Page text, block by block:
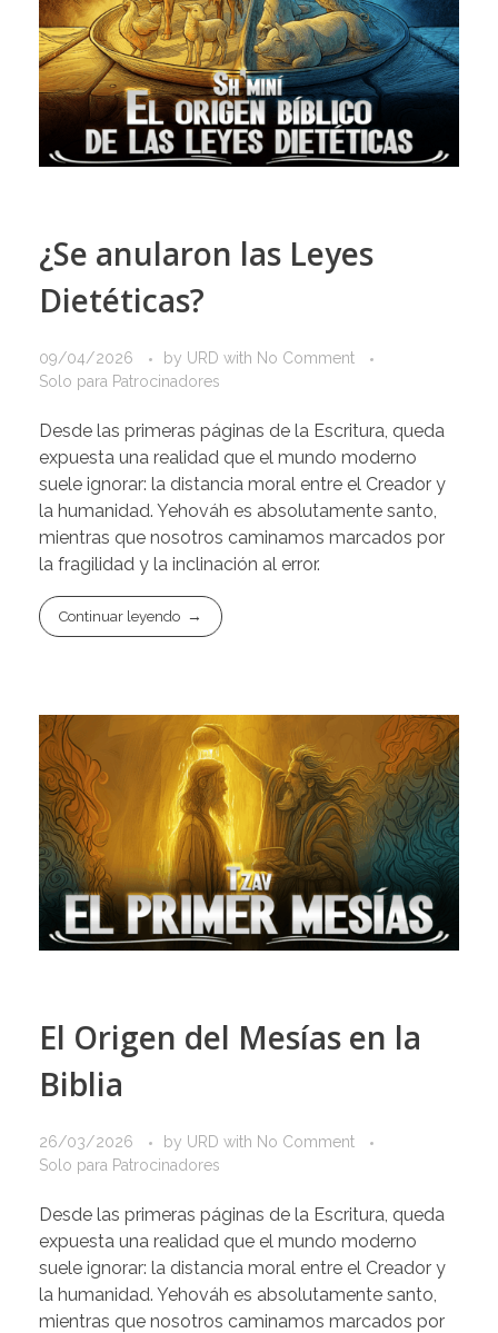
¿Se anularon las Leyes
Dietéticas?
09/04/2026 by URD with No Comment
Solo para Patrocinadores
Desde las primeras páginas de la Escritura, queda
expuesta una realidad que el mundo moderno
suele ignorar: la distancia moral entre el Creador y
la humanidad. Yehováh es absolutamente santo,
mientras que nosotros caminamos marcados por
la fragilidad y la inclinación al error.
Continuar leyendo
El Origen del Mesías en la
Biblia
26/03/2026 by URD with No Comment
Solo para Patrocinadores
Desde las primeras páginas de la Escritura, queda
expuesta una realidad que el mundo moderno
suele ignorar: la distancia moral entre el Creador y
la humanidad. Yehováh es absolutamente santo,
mientras que nosotros caminamos marcados por